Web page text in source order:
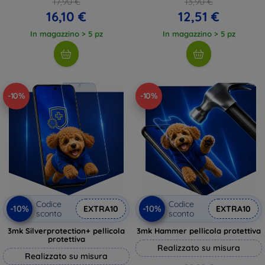
16,10 €
In magazzino > 5 pz
12,51 €
In magazzino > 5 pz
-10%
-10%
Codice
sconto
EXTRA10
3mk Silverprotection+ pellicola
protettiva
Realizzato su misura
-10%
-10%
Codice
sconto
EXTRA10
3mk Hammer pellicola protettiva
Realizzato su misura